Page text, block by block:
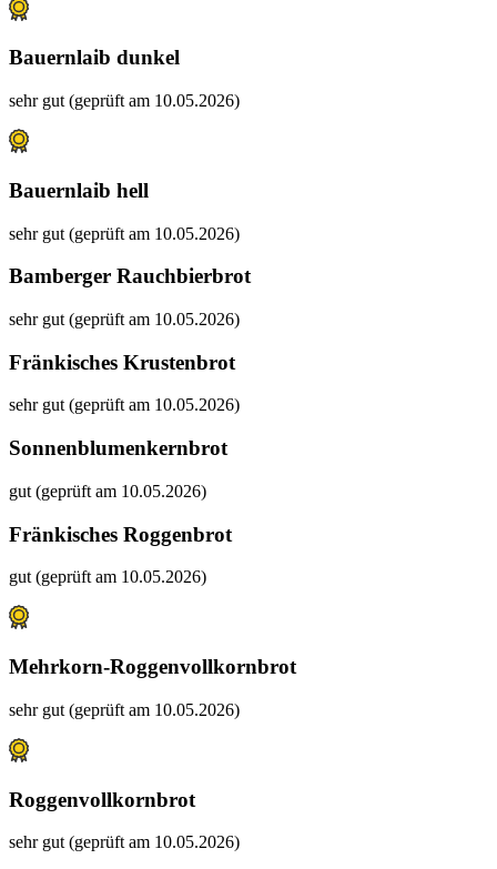
Bauernlaib dunkel
sehr gut (geprüft am 10.05.2026)
Bauernlaib hell
sehr gut (geprüft am 10.05.2026)
Bamberger Rauchbierbrot
sehr gut (geprüft am 10.05.2026)
Fränkisches Krustenbrot
sehr gut (geprüft am 10.05.2026)
Sonnenblumenkernbrot
gut (geprüft am 10.05.2026)
Fränkisches Roggenbrot
gut (geprüft am 10.05.2026)
Mehrkorn-Roggenvollkornbrot
sehr gut (geprüft am 10.05.2026)
Roggenvollkornbrot
sehr gut (geprüft am 10.05.2026)